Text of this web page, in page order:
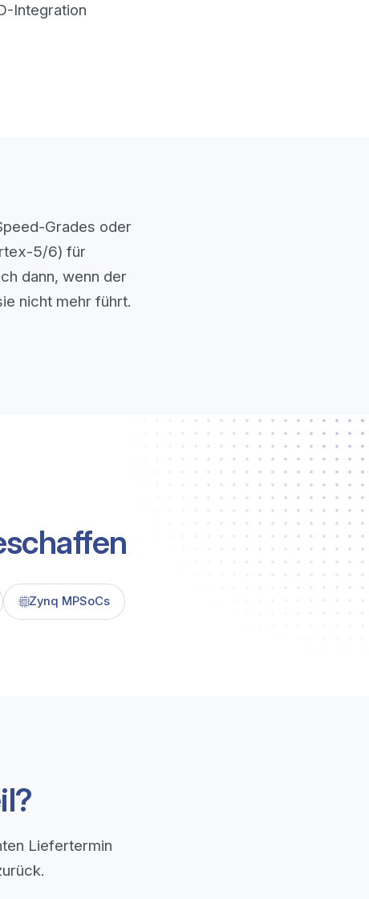
Integration
Grades oder
5/6) für
dann, wenn der
nicht mehr führt.
Zynq MPSoCs
Liefertermin